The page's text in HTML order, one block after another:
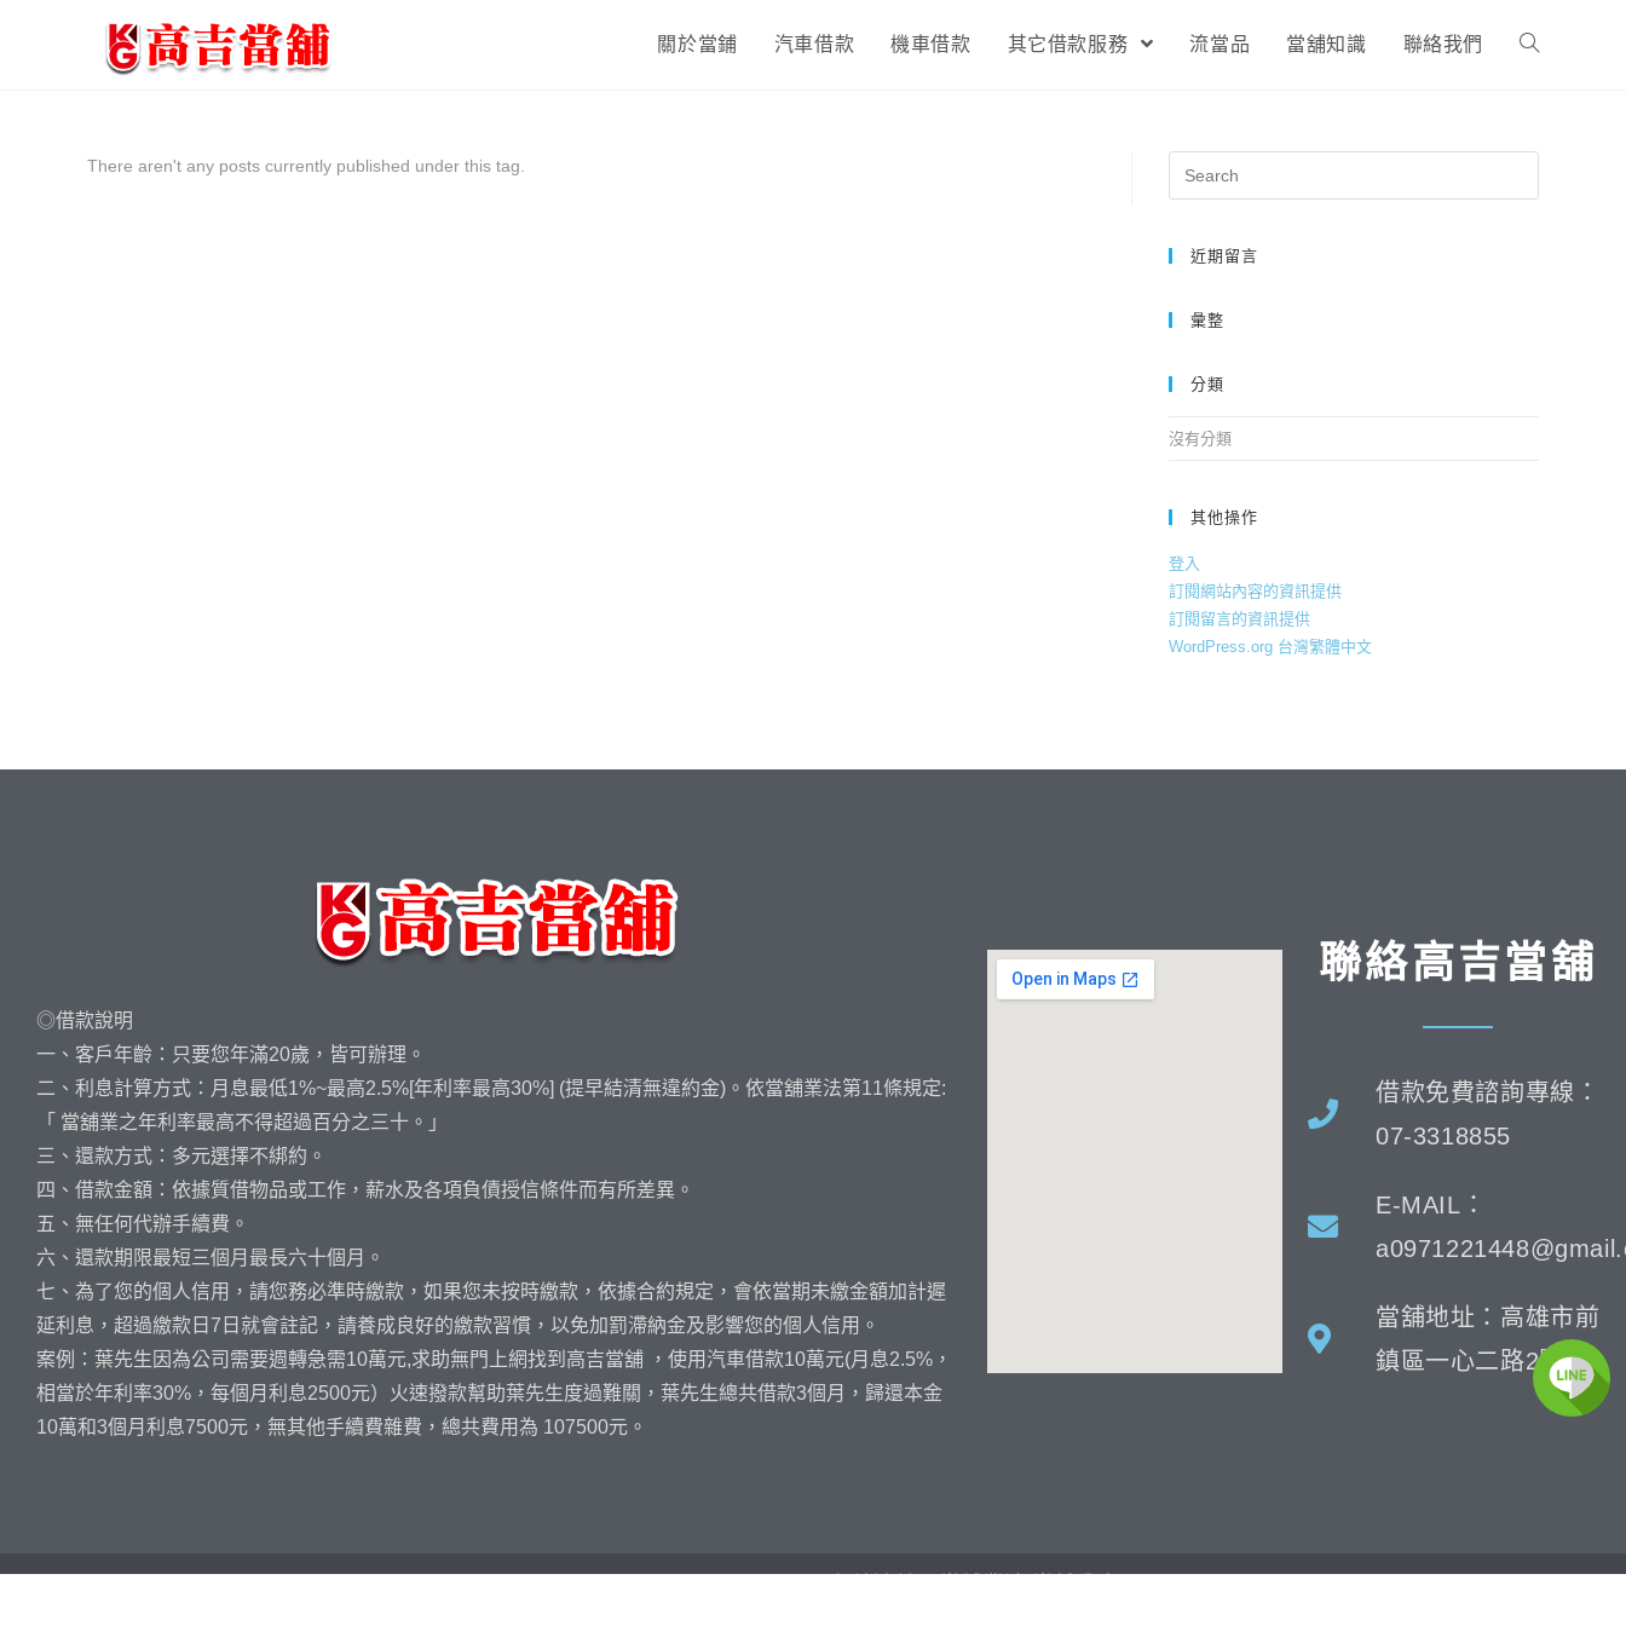
關於當鋪 汽車借款 機車借款 其它借款服務 流當品 當舖知識 聯絡我們
There aren't any posts currently published under this tag.
近期留言
彙整
分類
沒有分類
其他操作
登入
訂閱網站內容的資訊提供
訂閱留言的資訊提供
WordPress.org 台灣繁體中文
◎借款說明
一、客戶年齡：只要您年滿20歲，皆可辦理。
二、利息計算方式：月息最低1%~最高2.5%[年利率最高30%] (提早結清無違約金)。依當舖業法第11條規定:
「 當舖業之年利率最高不得超過百分之三十。」
三、還款方式：多元選擇不綁約。
四、借款金額：依據質借物品或工作，薪水及各項負債授信條件而有所差異。
五、無任何代辦手續費。
六、還款期限最短三個月最長六十個月。
七、為了您的個人信用，請您務必準時繳款，如果您未按時繳款，依據合約規定，會依當期未繳金額加計遲
延利息，超過繳款日7日就會註記，請養成良好的繳款習慣，以免加罰滯納金及影響您的個人信用。
案例：葉先生因為公司需要週轉急需10萬元,求助無門上網找到高吉當舖 ，使用汽車借款10萬元(月息2.5%，
相當於年利率30%，每個月利息2500元）火速撥款幫助葉先生度過難關，葉先生總共借款3個月，歸還本金
10萬和3個月利息7500元，無其他手續費雜費，總共費用為 107500元。
聯絡高吉當舖
借款免費諮詢專線：
07-3318855
E-MAIL：
當舖地址：高雄市前
鎮區一心二路2號